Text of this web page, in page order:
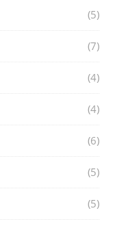
(5)
(7)
(4)
(4)
(6)
(5)
(5)